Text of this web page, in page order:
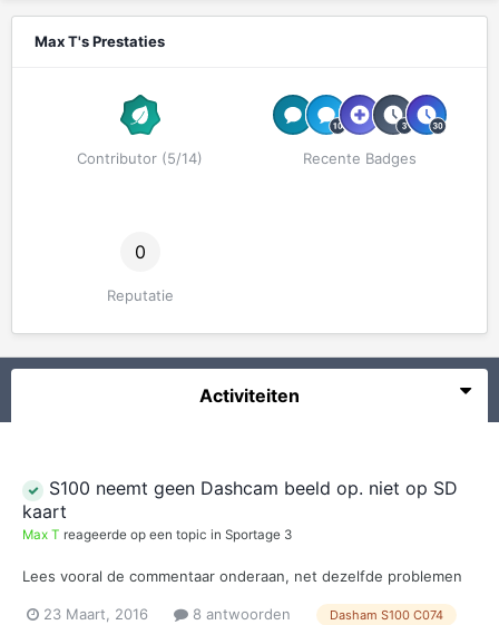
Max T's Prestaties
Contributor (5/14) Recente Badges
0
Reputatie
Activiteiten
S100 neemt geen Dashcam beeld op. niet op SD
kaart
Max T reageerde op een topic in Sportage 3
Lees vooral de commentaar onderaan, net dezelfde problemen
23 Maart, 2016 8 antwoorden Dasham S100 C074